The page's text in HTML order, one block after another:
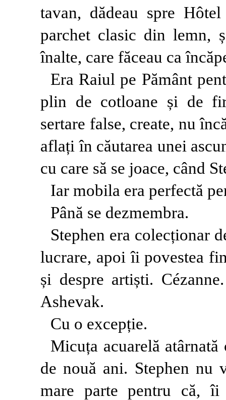
tavan, dădeau spre
parchet clasic din lemn,
înalte, care făceau ca
Era Raiul pe Pământ
plin de cotloane și de
sertare false, create, nu
aflați în căutarea unei
cu care să se joace, când
Iar mobila era perfectă
Până se dezmembra.
Stephen era colecționar
lucrare, apoi îi povestea
și despre artiști.
Ashevak.
Cu o excepție.
Micuța acuarelă
de nouă ani. Stephen nu
mare parte pentru că,